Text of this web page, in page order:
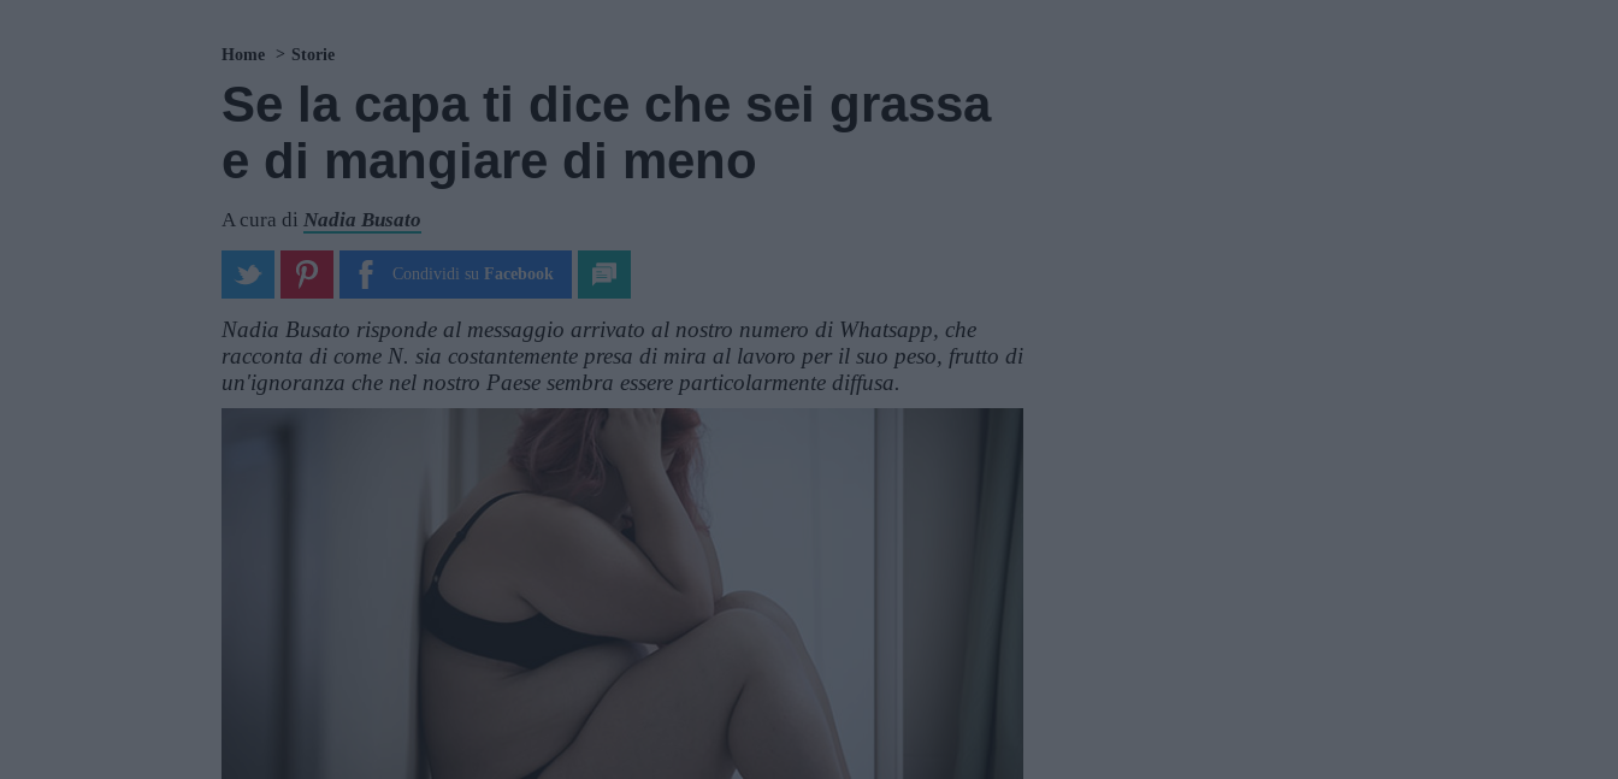
Home Storie
Se la capa ti dice che sei grassa
e di mangiare di meno
A cura di Nadia Busato
Condividi su Facebook
Nadia Busato risponde al messaggio arrivato al nostro numero di Whatsapp, che
racconta di come N. sia costantemente presa di mira al lavoro per il suo peso, frutto di
un'ignoranza che nel nostro Paese sembra essere particolarmente diffusa.